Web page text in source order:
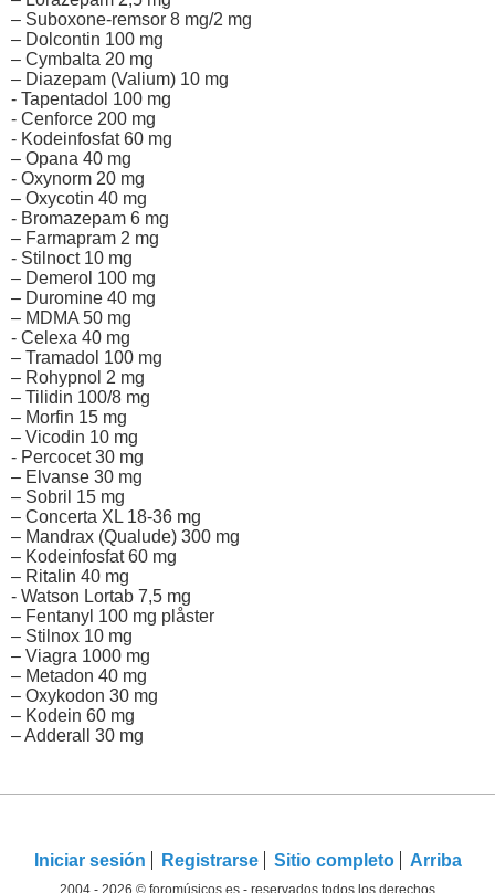
– Suboxone-remsor 8 mg/2 mg
– Dolcontin 100 mg
– Cymbalta 20 mg
– Diazepam (Valium) 10 mg
- Tapentadol 100 mg
- Cenforce 200 mg
- Kodeinfosfat 60 mg
– Opana 40 mg
- Oxynorm 20 mg
– Oxycotin 40 mg
- Bromazepam 6 mg
– Farmapram 2 mg
- Stilnoct 10 mg
– Demerol 100 mg
– Duromine 40 mg
– MDMA 50 mg
- Celexa 40 mg
– Tramadol 100 mg
– Rohypnol 2 mg
– Tilidin 100/8 mg
– Morfin 15 mg
– Vicodin 10 mg
- Percocet 30 mg
– Elvanse 30 mg
– Sobril 15 mg
– Concerta XL 18-36 mg
– Mandrax (Qualude) 300 mg
– Kodeinfosfat 60 mg
– Ritalin 40 mg
- Watson Lortab 7,5 mg
– Fentanyl 100 mg plåster
– Stilnox 10 mg
– Viagra 1000 mg
– Metadon 40 mg
– Oxykodon 30 mg
– Kodein 60 mg
– Adderall 30 mg
Iniciar sesión Registrarse Sitio completo Arriba